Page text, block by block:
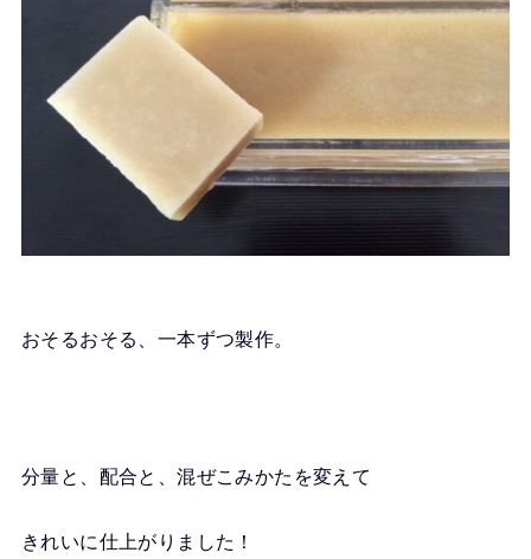
おそるおそる、一本ずつ製作。
分量と、配合と、混ぜこみかたを変えて
きれいに仕上がりました！